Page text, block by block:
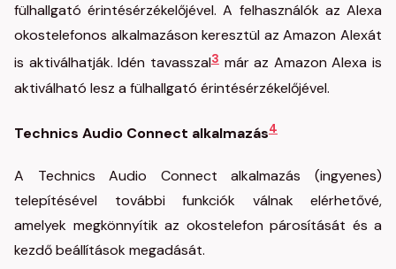
fülhallgató érintésérzékelőjével. A felhasználók az Alexa
okostelefonos alkalmazáson keresztül az Amazon Alexát
is aktiválhatják. Idén tavasszal3már az Amazon Alexa is
aktiválható lesz a fülhallgató érintésérzékelőjével.
Technics Audio Connect alkalmazás4
A Technics Audio Connect alkalmazás (ingyenes)
telepítésével további funkciók válnak elérhetővé,
amelyek megkönnyítik az okostelefon párosítását és a
kezdő beállítások megadását.